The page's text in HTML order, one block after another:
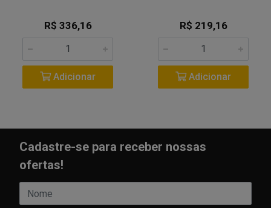
R$ 336,16
Adicionar
R$ 219,16
Adicionar
Cadastre-se para receber nossas
ofertas!